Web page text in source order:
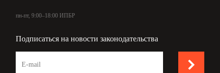
пн-пт, 9:00–18:00 ИПБР
Подписаться на новости законодательства